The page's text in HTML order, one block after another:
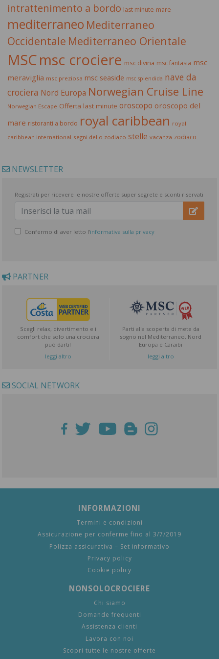
intrattenimento a bordo last minute mare
mediterraneo Mediterraneo
Occidentale Mediterraneo Orientale
MSCmsc crociere msc divina msc fantasia msc
meraviglia msc preziosa msc seaside msc splendida nave da
crociera Nord Europa Norwegian Cruise Line
Norwegian Escape Offerta last minute oroscopo oroscopo del
mare ristoranti a bordo royal caribbean royal
caribbean international segni dello zodiaco stelle vacanza zodiaco
NEWSLETTER
Registrati per ricevere le nostre offerte super segrete e sconti riservati
Confermo di aver letto l'informativa sulla privacy
PARTNER
Scegli relax, divertimento e i
comfort che solo una crociera
può darti!
leggi altro
Parti alla scoperta di mete da
sogno nel Mediterraneo, Nord
Europa e Caraibi
leggi altro
SOCIAL NETWORK
INFORMAZIONI
Termini e condizioni
Assicurazione per conferme fino al 3/7/2019
Polizza assicurativa – Set informativo
Privacy policy
Cookie policy
NONSOLOCROCIERE
Chi siamo
Domande frequenti
Assistenza clienti
Lavora con noi
Scopri tutte le nostre offerte